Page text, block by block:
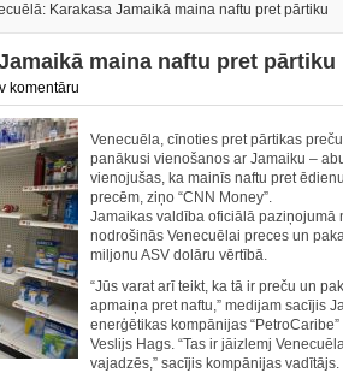
Karakasa Jamaikā maina naftu pret pārtiku
maina naftu pret pārtiku
komentāru
Venecuēla, cīnoties pret pārtikas
panākusi vienošanos ar Jamaiku –
vienojušas, ka mainīs naftu pret
precēm, ziņo “CNN Money”.
Jamaikas valdība oficiālā paziņojumā
nodrošinās Venecuēlai preces un
miljonu ASV dolāru vērtībā.
“Jūs varat arī teikt, ka tā ir preču un
apmaiņa pret naftu,” medijam sacījis
enerģētikas kompānijas
Veslijs Hags. “Tas ir jāizlemj
vajadzēs,” sacījis kompānijas vadītājs.